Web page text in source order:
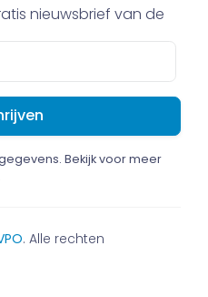
nieuwsbrief van de
Bekijk voor meer
. Alle rechten